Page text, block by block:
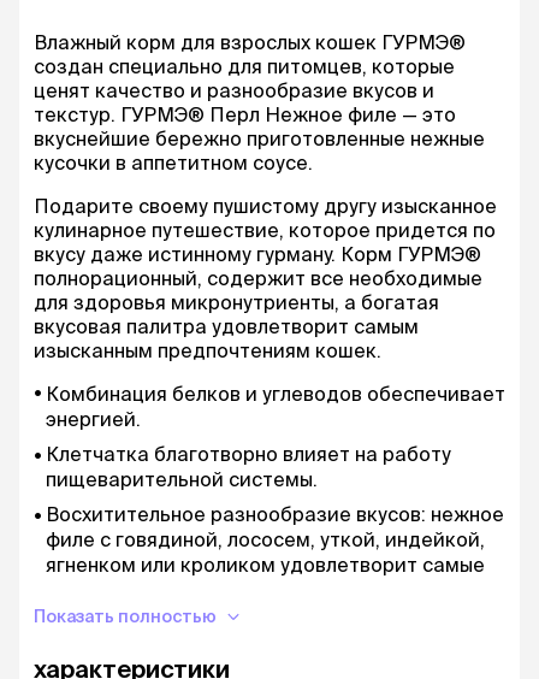
Влажный корм для взрослых кошек ГУРМЭ®
создан специально для питомцев, которые
ценят качество и разнообразие вкусов и
текстур. ГУРМЭ® Перл Нежное филе — это
вкуснейшие бережно приготовленные нежные
кусочки в аппетитном соусе.
Подарите своему пушистому другу изысканное
кулинарное путешествие, которое придется по
вкусу даже истинному гурману. Корм ГУРМЭ®
полнорационный, содержит все необходимые
для здоровья микронутриенты, а богатая
вкусовая палитра удовлетворит самым
изысканным предпочтениям кошек.
Комбинация белков и углеводов обеспечивает
энергией.
Клетчатка благотворно влияет на работу
пищеварительной системы.
Восхитительное разнообразие вкусов: нежное
филе с говядиной, лососем, уткой, индейкой,
ягненком или кроликом удовлетворит самые
Влажные корма ГУРМЭ® не содержат
Показать полностью
характеристики